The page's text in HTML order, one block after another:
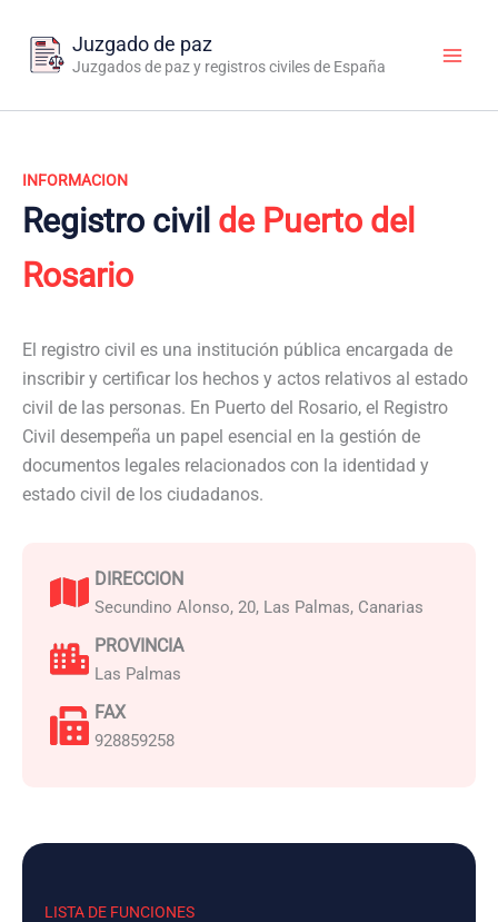
contenido
Juzgado de paz
Juzgados de paz y registros civiles de España
INFORMACION
Registro civil de Puerto del
Rosario
El registro civil es una institución pública encargada de
inscribir y certificar los hechos y actos relativos al estado
civil de las personas. En Puerto del Rosario, el Registro
Civil desempeña un papel esencial en la gestión de
documentos legales relacionados con la identidad y
estado civil de los ciudadanos.
DIRECCION
Secundino Alonso, 20, Las Palmas, Canarias
PROVINCIA
Las Palmas
FAX
928859258
LISTA DE FUNCIONES